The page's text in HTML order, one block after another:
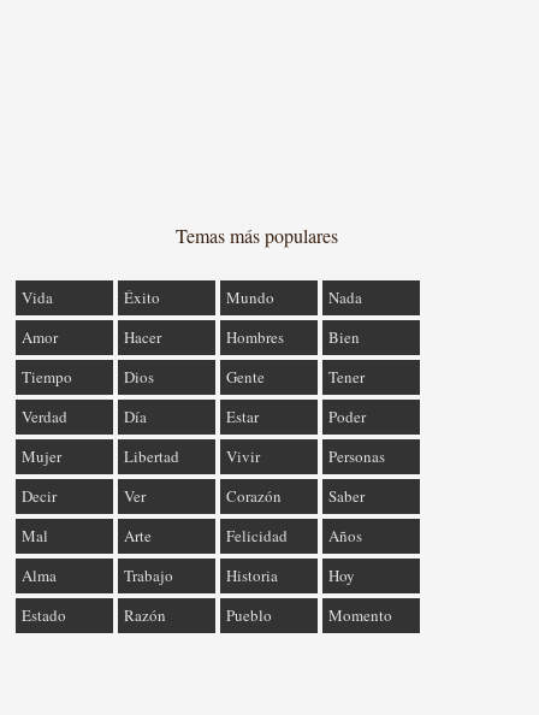
Temas más populares
Vida Éxito Mundo
Nada
Amor
Hacer Hombres
Bien
Tiempo
Dios Gente
Tener
Verdad
Día Estar
Poder
Mujer
Libertad Vivir
Personas
Decir
Ver Corazón
Saber
Mal
Arte Felicidad
Años
Alma
Trabajo Historia
Hoy
Estado
Razón Pueblo Momento